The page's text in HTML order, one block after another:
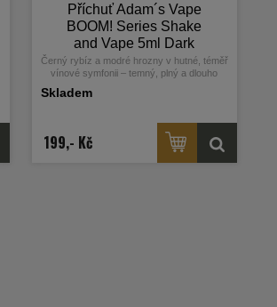
Příchuť Adam´s Vape
BOOM! Series Shake
and Vape 5ml Dark
Currant
Černý rybíz a modré hrozny v hutné, téměř
vínové symfonii – temný, plný a dlouho
Skladem
199,- Kč